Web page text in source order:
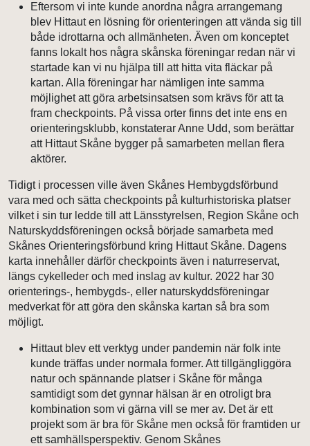
Eftersom vi inte kunde anordna några arrangemang
blev Hittaut en lösning för orienteringen att vända sig till
både idrottarna och allmänheten. Även om konceptet
fanns lokalt hos några skånska föreningar redan när vi
startade kan vi nu hjälpa till att hitta vita fläckar på
kartan. Alla föreningar har nämligen inte samma
möjlighet att göra arbetsinsatsen som krävs för att ta
fram checkpoints. På vissa orter finns det inte ens en
orienteringsklubb, konstaterar Anne Udd, som berättar
att Hittaut Skåne bygger på samarbeten mellan flera
aktörer.
Tidigt i processen ville även Skånes Hembygdsförbund
vara med och sätta checkpoints på kulturhistoriska platser
vilket i sin tur ledde till att Länsstyrelsen, Region Skåne och
Naturskyddsföreningen också började samarbeta med
Skånes Orienteringsförbund kring Hittaut Skåne. Dagens
karta innehåller därför checkpoints även i naturreservat,
längs cykelleder och med inslag av kultur. 2022 har 30
orienterings-, hembygds-, eller naturskyddsföreningar
medverkat för att göra den skånska kartan så bra som
möjligt.
Hittaut blev ett verktyg under pandemin när folk inte
kunde träffas under normala former. Att tillgängliggöra
natur och spännande platser i Skåne för många
samtidigt som det gynnar hälsan är en otroligt bra
kombination som vi gärna vill se mer av. Det är ett
projekt som är bra för Skåne men också för framtiden ur
ett samhällsperspektiv. Genom Skånes